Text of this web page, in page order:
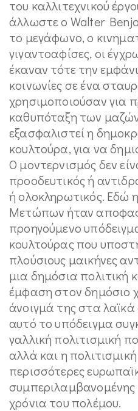
του καλλιτεχνικού
άλλωστε ο Walter
το μεγάφωνο, ο
γιγαντοαφίσες, οι
έκαναν τότε την
κοινωνίες σε ένα
χρησιμοποιούσαν για
καθυπόταξη των
εξασφαλιστεί η
κουλτούρα, για να
Ο μοντερνισμός δεν
προοδευτικός ή
ή ολοκληρωτικός. Εδώ
Μετώπων ήταν
προηγούμενο
κουλτούρας που
πλούσιους μαικήνες
μια δημόσια πολιτική
έμφαση στον δημόσιο
άνοιγμά της στα
αυτό το υπόδειγμα
γαλλική πολιτισμική
αλλά και η
περισσότερες
χρόνια του πολέμου.